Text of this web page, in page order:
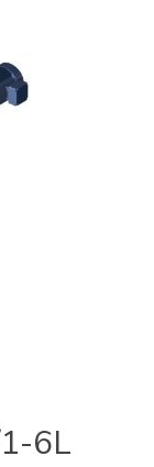
6L